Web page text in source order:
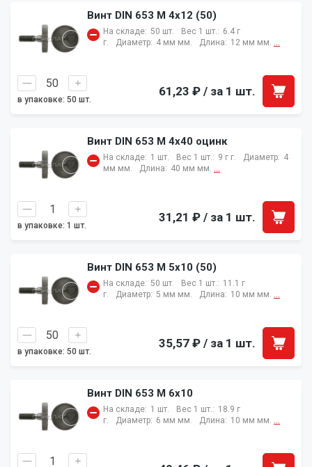
Винт DIN 653 M 4х12 (50)
На складе: 50 шт. Вес 1 шт.: 6.4 г
г.
Диаметр: 4 мм мм. Длина: 12 мм мм. ...
в упаковке: 50 шт.
61,23 ₽ / за 1 шт.
Винт DIN 653 M 4х40 оцинк
На складе: 1 шт. Вес 1 шт.: 9 г г. Диаметр: 4
мм мм.
Длина: 40 мм мм. ...
в упаковке: 1 шт.
31,21 ₽ / за 1 шт.
Винт DIN 653 M 5х10 (50)
На складе: 50 шт. Вес 1 шт.: 11.1 г
г.
Диаметр: 5 мм мм. Длина: 10 мм мм. ...
в упаковке: 50 шт.
35,57 ₽ / за 1 шт.
Винт DIN 653 M 6х10
На складе: 1 шт. Вес 1 шт.: 18.9 г
г.
Диаметр: 6 мм мм. Длина: 10 мм мм. ...